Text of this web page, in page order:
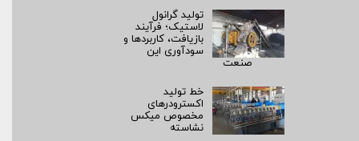
تولید گرانول
لاستیک؛ فرآیند
بازیافت، کاربردها و
سودآوری این
صنعت
خط تولید
اکسترودرهای
مخصوص میکس
نشاسته